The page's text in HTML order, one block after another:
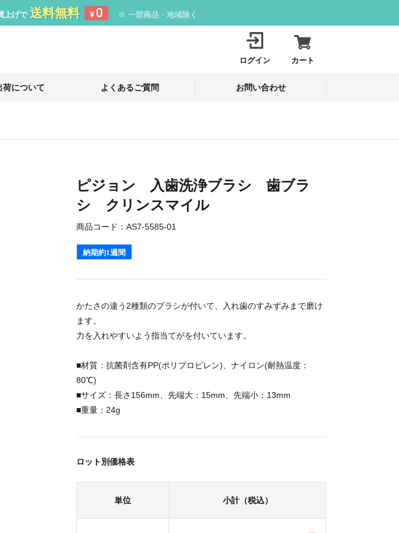
上げで 送料無料 ¥ 0 ※ 一部商品・地域除く
ログイン カート
荷について よくあるご質問 お問い合わせ
ピジョン 入歯洗浄ブラシ 歯ブラ
シ クリンスマイル
商品コード： AS7-5585-01
納期約1週間
かたさの違う2種類のブラシが付いて、入れ歯のすみずみまで磨け
ます。
力を入れやすいよう指当てがを付いています。
■材質：抗菌剤含有PP(ポリプロピレン)、ナイロン(耐熱温度：
80℃)
■サイズ：長さ156mm、先端大：15mm、先端小：13mm
■重量：24g
ロット別価格表
単位 小計（税込）